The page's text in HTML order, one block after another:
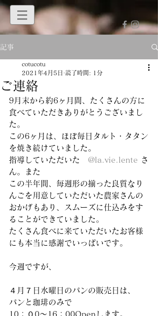
記事
ご連絡
cotucotu
2021年4月5日 読了時間: 1分
9月末から約6ヶ月間、たくさんの方に
食べていただきありがとうございまし
た。
この6ヶ月は、ほぼ毎日タルト・タタン
を焼き続けていました。
指導していただいた @la.vie.lente さ
ん。また
この半年間、毎週形の揃った良質なり
んごを用意していただいた農家さんの
おかげもあり、スムーズに仕込みをす
ることができていました。
たくさん食べに来ていただいたお客様
にも本当に感謝でいっぱいです。
今週ですが、
４月７日水曜日のパンの販売日は、
パンと珈琲のみで
10：０0〜16：00Openします。